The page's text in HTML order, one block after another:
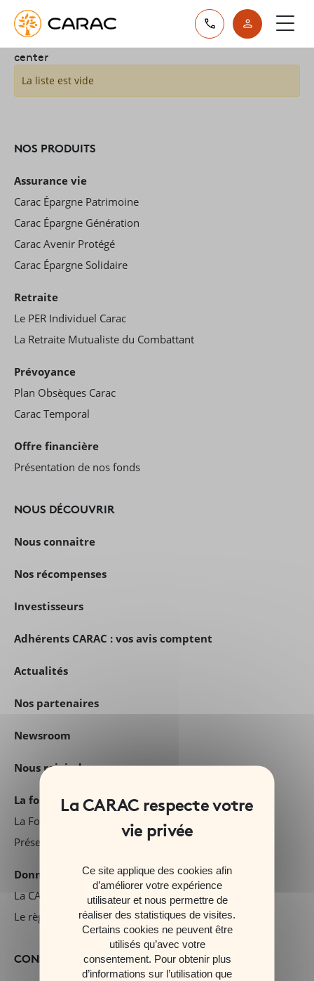
center
La liste est vide
NOS PRODUITS
Assurance vie
Carac Épargne Patrimoine
Carac Épargne Génération
Carac Avenir Protégé
Carac Épargne Solidaire
Retraite
Le PER Individuel Carac
La Retraite Mutualiste du Combattant
Prévoyance
Plan Obsèques Carac
Carac Temporal
Offre financière
Présentation de nos fonds
NOUS DÉCOUVRIR
Nous connaitre
Nos récompenses
Investisseurs
Adhérents CARAC : vos avis comptent
Actualités
Nos partenaires
Newsroom
Nous rejoindre
La fondation Carac
La Fondation d'entreprise CARAC
Présentez votre projet
Données personnelles
La CARAC et la protection des données personnelles
Le règlement général sur la protection des données
CONSEILS & OUTILS
Paramétrer vos préférences sur les cookies
Ce site applique des cookies afin
d’améliorer votre expérience
utilisateur et nous permettre de
réaliser des statistiques de visites.
Certains cookies ne peuvent être
utilisés qu’avec votre
consentement. Pour obtenir plus
d’informations sur l’utilisation que